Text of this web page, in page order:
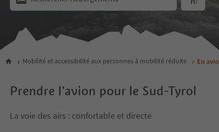
Mobilité et accessibilité aux personnes à mobilité réduite En
Prendre l’avion pour le Sud-Tyrol
La voie des airs : confortable et directe